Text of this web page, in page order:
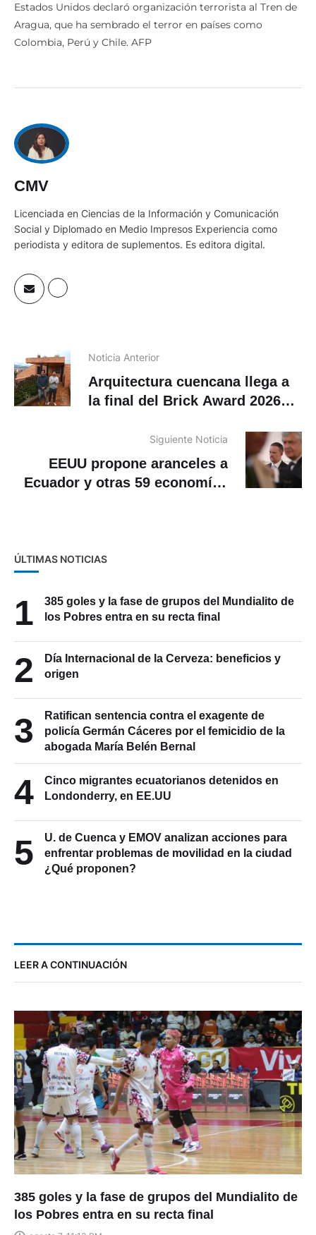
Estados Unidos declaró organización terrorista al Tren de
Aragua, que ha sembrado el terror en países como
Colombia, Perú y Chile. AFP
CMV
Licenciada en Ciencias de la Información y Comunicación
Social y Diplomado en Medio Impresos Experiencia como
periodista y editora de suplementos. Es editora digital.
Noticia Anterior
Arquitectura cuencana llega a
la final del Brick Award 2026
Siguiente Noticia
EEUU propone aranceles a
Ecuador y otras 59 economías
ÚLTIMAS NOTICIAS
1
385 goles y la fase de grupos del Mundialito de
los Pobres entra en su recta final
2
Día Internacional de la Cerveza: beneficios y
origen
3
Ratifican sentencia contra el exagente de
policía Germán Cáceres por el femicidio de la
abogada María Belén Bernal
4
Cinco migrantes ecuatorianos detenidos en
Londonderry, en EE.UU
5
U. de Cuenca y EMOV analizan acciones para
enfrentar problemas de movilidad en la ciudad
¿Qué proponen?
LEER A CONTINUACIÓN
385 goles y la fase de grupos del Mundialito de
los Pobres entra en su recta final